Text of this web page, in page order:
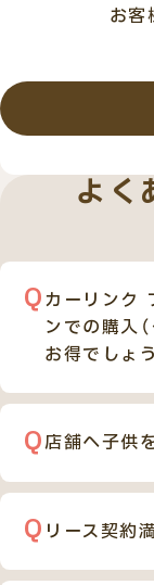
お客
よく
カーリンク
ンでの購入
お得でしょ
カーリンク フ
入を比べると
しかし自動車税
いくにあたっ
店舗へ子供
もちろん問題
カーリンク上
リース契約